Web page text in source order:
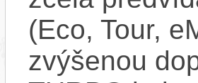
(Eco, Tour,
zvýšenou